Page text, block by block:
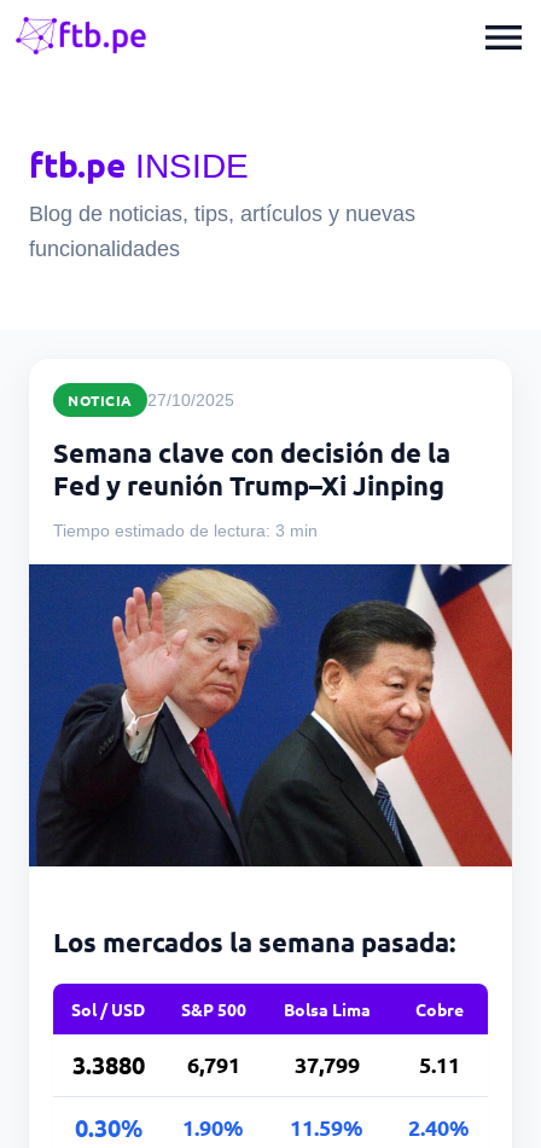
menu
ftb.pe INSIDE
Blog de noticias, tips, artículos y nuevas
funcionalidades
NOTICIA 27/10/2025
Semana clave con decisión de la
Fed y reunión Trump–Xi Jinping
Tiempo estimado de lectura: 3 min
Los mercados la semana pasada:
Sol / USD S&P 500 Bolsa Lima Cobre
3.3880 6,791 37,799 5.11
0.30% 1.90% 11.59% 2.40%